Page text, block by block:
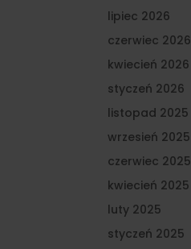
lipiec 2026
czerwiec 2026
kwiecień 2026
styczeń 2026
listopad 2025
wrzesień 2025
czerwiec 2025
kwiecień 2025
luty 2025
styczeń 2025